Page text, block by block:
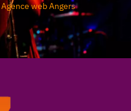
Agence web Angers